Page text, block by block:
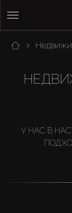
У НАС В